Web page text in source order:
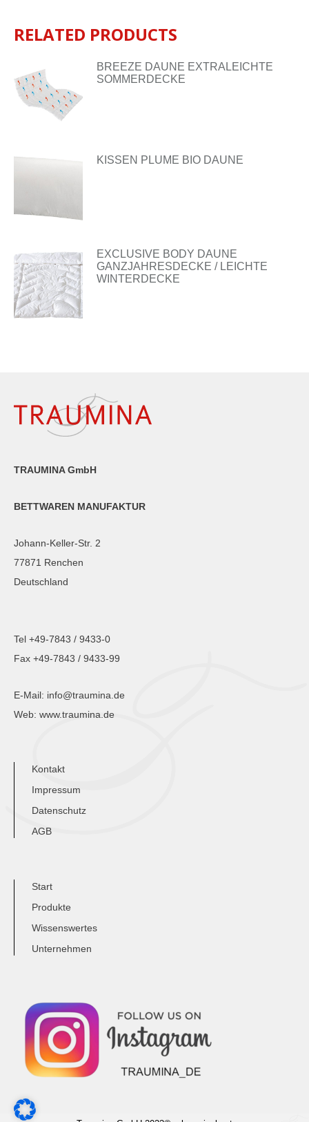
RELATED PRODUCTS
BREEZE DAUNE EXTRALEICHTE
SOMMERDECKE
KISSEN PLUME BIO DAUNE
EXCLUSIVE BODY DAUNE
GANZJAHRESDECKE / LEICHTE
WINTERDECKE
TRAUMINA GmbH
BETTWAREN MANUFAKTUR
Johann-Keller-Str. 2
77871 Renchen
Deutschland
Tel +49-7843 / 9433-0
Fax +49-7843 / 9433-99
E-Mail: info@traumina.de
Web: www.traumina.de
Kontakt
Impressum
Datenschutz
AGB
Start
Produkte
Wissenswertes
Unternehmen